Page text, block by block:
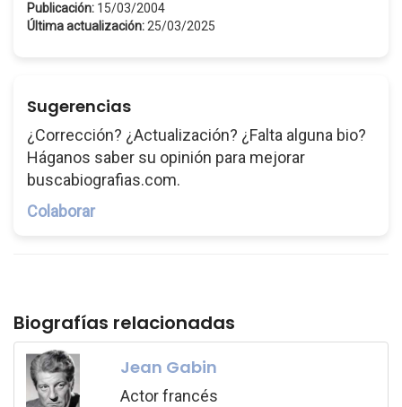
Publicación: 15/03/2004
Última actualización: 25/03/2025
Sugerencias
¿Corrección? ¿Actualización? ¿Falta alguna bio?
Háganos saber su opinión para mejorar
buscabiografias.com.
Colaborar
Biografías relacionadas
Jean Gabin
Actor francés